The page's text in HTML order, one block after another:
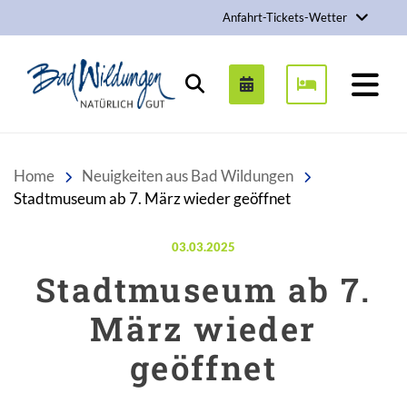
Anfahrt-Tickets-Wetter
Stadt Bad Wildungen
Suchen
Home
Neuigkeiten aus Bad Wildungen
Stadtmuseum ab 7. März wieder geöffnet
Veröffentlicht am:
03.03.2025
Stadtmuseum ab 7.
März wieder
geöffnet